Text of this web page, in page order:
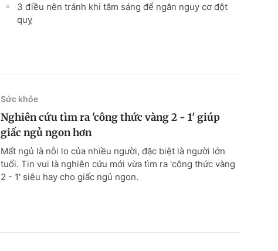
3 điều nên tránh khi tắm sáng để ngăn nguy cơ đột
quỵ
Sức khỏe
Nghiên cứu tìm ra 'công thức vàng 2 - 1' giúp
giấc ngủ ngon hơn
Mất ngủ là nỗi lo của nhiều người, đặc biệt là người lớn
tuổi. Tin vui là nghiên cứu mới vừa tìm ra 'công thức vàng
2 - 1' siêu hay cho giấc ngủ ngon.